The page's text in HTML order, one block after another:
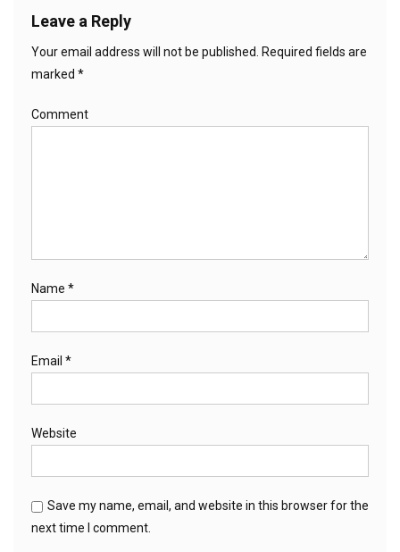
Leave a Reply
Your email address will not be published.
Required fields are
marked *
Comment
Name *
Email *
Website
Save my name, email, and website in this browser for the
next time I comment.